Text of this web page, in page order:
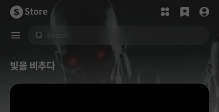
Store
빛을 비추다